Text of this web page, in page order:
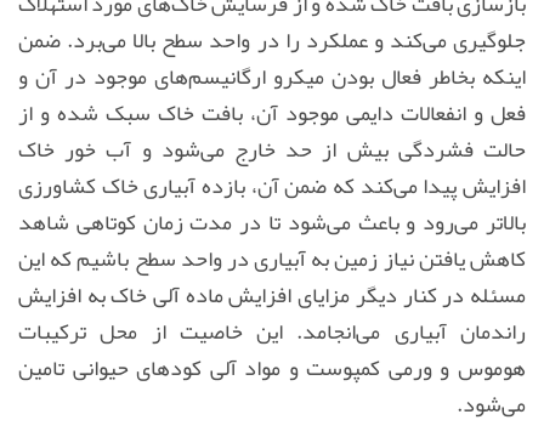
جلوگیری می‌کند و عملکرد را در واحد سطح بالا می‌برد. ضمن
اینکه بخاطر فعال بودن میکرو ارگانیسم‌های موجود در آن و
فعل و انفعالات دایمی موجود آن، بافت خاک سبک شده و از
حالت فشردگی بیش از حد خارج می‌شود و آب خور خاک
افزایش پیدا می‌کند که ضمن آن، بازده آبیاری خاک کشاورزی
بالاتر می‌رود و باعث می‌شود تا در مدت زمان کوتاهی شاهد
کاهش یافتن نیاز زمین به آبیاری در واحد سطح باشیم که این
مسئله در کنار دیگر مزایای افزایش ماده آلی خاک به افزایش
راندمان آبیاری می‌انجامد. این خاصیت از محل ترکیبات
هوموس و ورمی کمپوست و مواد آلی کودهای حیوانی تامین
می‌شود.